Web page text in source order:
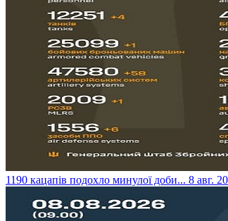
​1190 кацапів подохло минулої доби... 8 авг.